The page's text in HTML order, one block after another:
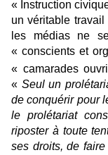
« Instruction
un véritable
les médias ne
« conscients et
« camarades
« Seul un
de conquérir pour
le prolétariat
riposter à toute
ses droits, de